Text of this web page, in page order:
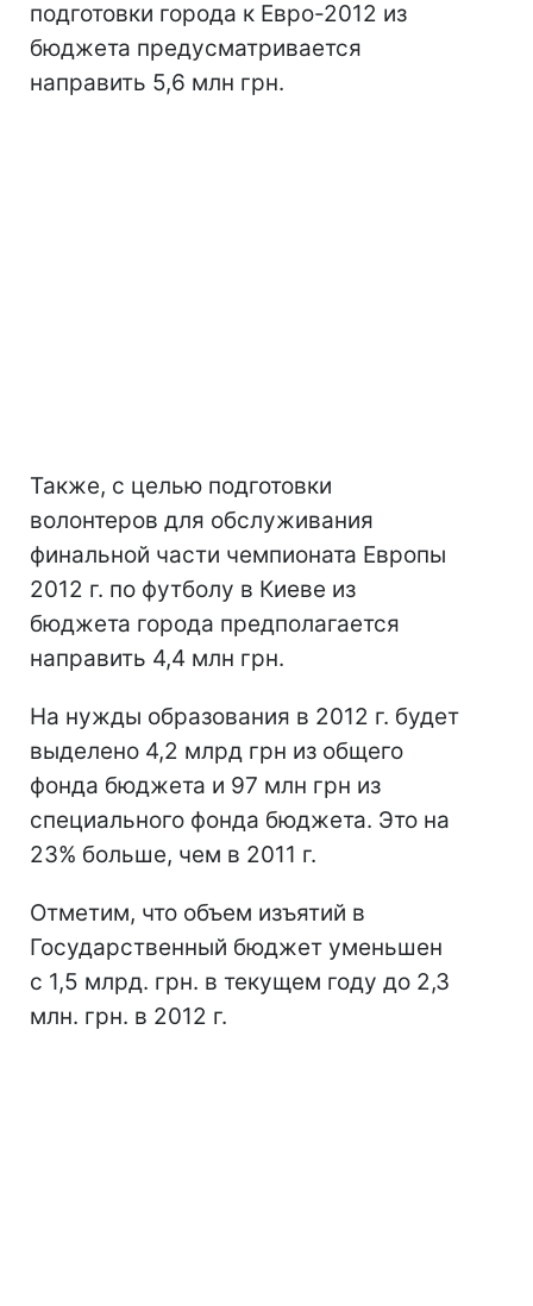
подготовки города к Евро-2012 из
бюджета предусматривается
направить 5,6 млн грн.
Также, с целью подготовки
волонтеров для обслуживания
финальной части чемпионата Европы
2012 г. по футболу в Киеве из
бюджета города предполагается
направить 4,4 млн грн.
На нужды образования в 2012 г. будет
выделено 4,2 млрд грн из общего
фонда бюджета и 97 млн грн из
специального фонда бюджета. Это на
23% больше, чем в 2011 г.
Отметим, что объем изъятий в
Государственный бюджет уменьшен
с 1,5 млрд. грн. в текущем году до 2,3
млн. грн. в 2012 г.